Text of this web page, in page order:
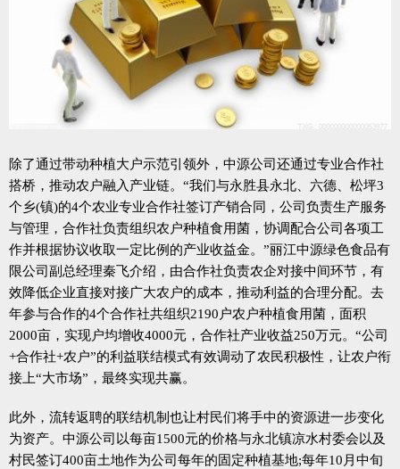
除了通过带动种植大户示范引领外，中源公司还通过专业合作社
搭桥，推动农户融入产业链。“我们与永胜县永北、六德、松坪3
个乡(镇)的4个农业专业合作社签订产销合同，公司负责生产服务
与管理，合作社负责组织农户种植食用菌，协调配合公司各项工
作并根据协议收取一定比例的产业收益金。”丽江中源绿色食品有
限公司副总经理秦飞介绍，由合作社负责农企对接中间环节，有
效降低企业直接对接广大农户的成本，推动利益的合理分配。去
年参与合作的4个合作社共组织2190户农户种植食用菌，面积
2000亩，实现户均增收4000元，合作社产业收益250万元。“公司
+合作社+农户”的利益联结模式有效调动了农民积极性，让农户衔
接上“大市场”，最终实现共赢。
此外，流转返聘的联结机制也让村民们将手中的资源进一步变化
为资产。中源公司以每亩1500元的价格与永北镇凉水村委会以及
村民签订400亩土地作为公司每年的固定种植基地;每年10月中旬